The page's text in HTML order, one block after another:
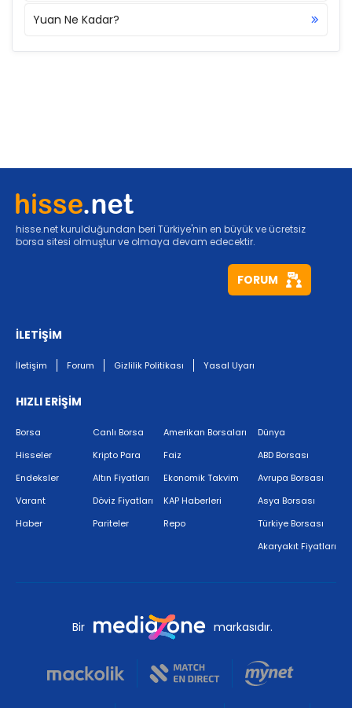
Yuan Ne Kadar?
hisse.net kurulduğundan beri Türkiye'nin en büyük ve ücretsiz
borsa sitesi olmuştur ve olmaya devam edecektir.
FORUM
İLETİŞİM
İletişim Forum Gizlilik Politikası Yasal Uyarı
HIZLI ERİŞİM
Borsa
Hisseler
Endeksler
Varant
Haber
Canlı Borsa
Kripto Para
Altın Fiyatları
Döviz Fiyatları
Pariteler
Amerikan Borsaları
Faiz
Ekonomik Takvim
KAP Haberleri
Repo
Dünya
ABD Borsası
Avrupa Borsası
Asya Borsası
Türkiye Borsası
Akaryakıt Fiyatları
Bir markasıdır.